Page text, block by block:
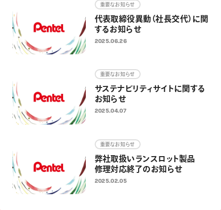
重要なお知らせ
代表取締役異動（社長交代）に関
するお知らせ
2025.06.26
重要なお知らせ
サステナビリティサイトに関する
お知らせ
2025.04.07
重要なお知らせ
弊社取扱いランスロット製品
修理対応終了のお知らせ
2025.02.05